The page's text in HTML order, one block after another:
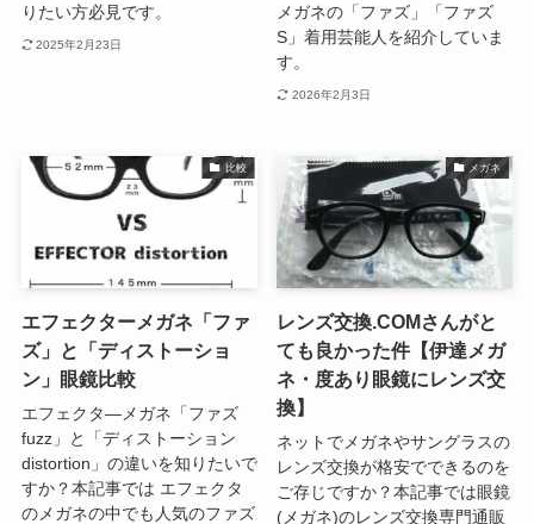
りたい方必見です。
2025年2月23日
メガネの「ファズ」「ファズ
S」着用芸能人を紹介していま
す。
2026年2月3日
比較
エフェクターメガネ「ファ
ズ」と「ディストーショ
ン」眼鏡比較
エフェクタ―メガネ「ファズ
fuzz」と「ディストーション
distortion」の違いを知りたいで
すか？本記事では エフェクタ
のメガネの中でも人気のファズ
メガネ
レンズ交換.COMさんがと
ても良かった件【伊達メガ
ネ・度あり眼鏡にレンズ交
換】
ネットでメガネやサングラスの
レンズ交換が格安でできるのを
ご存じですか？本記事では眼鏡
(メガネ)のレンズ交換専門通販